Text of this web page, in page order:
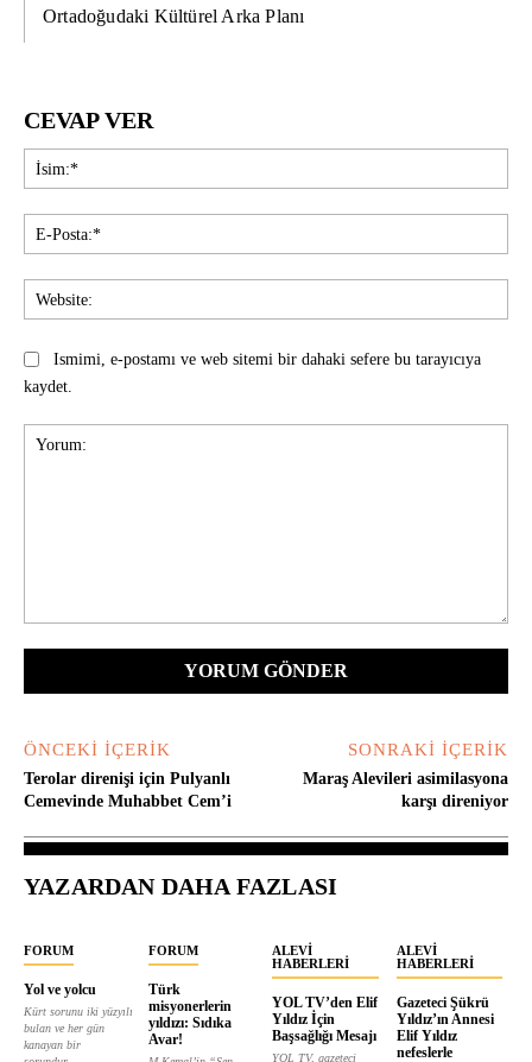
Ortadoğudaki Kültürel Arka Planı
CEVAP VER
Ismimi, e-postamı ve web sitemi bir dahaki sefere bu tarayıcıya
kaydet.
ÖNCEKI İÇERIK
Terolar direnişi için Pulyanlı
Cemevinde Muhabbet Cem’i
SONRAKI İÇERIK
Maraş Alevileri asimilasyona
karşı direniyor
YAZARDAN DAHA FAZLASI
FORUM
Yol ve yolcu
Kürt sorunu iki yüzyılı
bulan ve her gün
kanayan bir
FORUM
Türk
misyonerlerin
yıldızı: Sıdıka
Avar!
ALEVI
HABERLERI
YOL TV’den Elif
Yıldız İçin
Başsağlığı Mesajı
YOL TV, gazeteci
ALEVI
HABERLERI
Gazeteci Şükrü
Yıldız’ın Annesi
Elif Yıldız
nefeslerle